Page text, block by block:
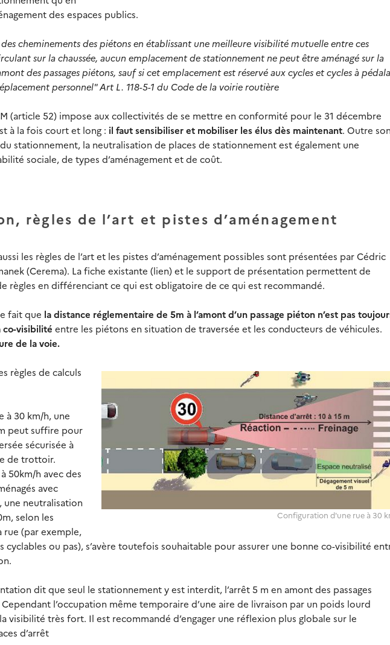
des espaces publics.
cheminements des piétons en établissant une meilleure visibilité mutuelle entre ces
sur la chaussée, aucun emplacement de stationnement ne peut être aménagé sur la
des passages piétons, sauf si cet emplacement est réservé aux cycles et cycles à
personnel" Art L. 118-5-1 du Code de la voirie routière
(article 52) impose aux collectivités de se mettre en conformité pour le 31 décembre
à la fois court et long : il faut sensibiliser et mobiliser les élus dès maintenant. Outre son
stationnement, la neutralisation de places de stationnementest également une
sociale, de types d’aménagement et de coût.
règles de l’art et pistes d’aménagement
les règles de l’art et les pistes d’aménagement possibles sont présentées par Cédric
(Cerema). La fiche existante (lien) et le support de présentation permettent de
règles en différenciant ce qui est obligatoire de ce qui est recommandé.
fait que ladistance réglementaire de 5m à l’amont d’un passage piéton n’est pas
co-visibilité entre les piétons en situation de traversée et les conducteurs de véhicules.
de la voie.
Configuration d'une rue à 30
règles de calculs
à 30 km/h, une
peut suffire pour
sécurisée à
de trottoir.
50km/h avec des
avec
neutralisation
selon les
rue (par exemple,
cyclables ou pas), s’avère toutefois souhaitable pour assurer une bonne co-visibilité
dit que seul le stationnement y est interdit, l’arrêt 5 m en amont des passages
l’occupation même temporaire d’une aire de livraison par un poids lourd
visibilité très fort. Il est recommandé d’engager une réflexion plus globale sur le
d’arrêt